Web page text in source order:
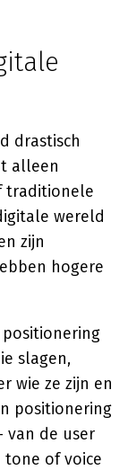
drastisch
alleen
traditionele
wereld
zijn
hogere
slagen,
wie ze zijn en
positionering
van de user
of voice